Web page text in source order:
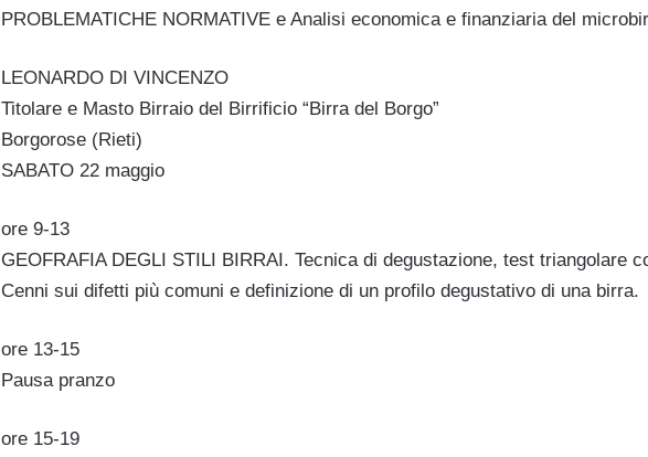
PROBLEMATICHE NORMATIVE e Analisi economica e finanziaria del
LEONARDO DI VINCENZO
Titolare e Masto Birraio del Birrificio “Birra del Borgo”
Borgorose (Rieti)
SABATO 22 maggio
ore 9-13
GEOFRAFIA DEGLI STILI BIRRAI. Tecnica di degustazione, test triangolare
Cenni sui difetti più comuni e definizione di un profilo degustativo di una birra.
ore 13-15
Pausa pranzo
ore 15-19